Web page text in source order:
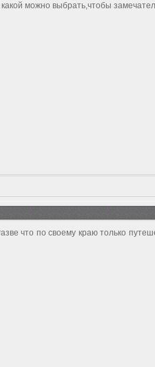
можно выбрать,чтобы
что по своему краю только